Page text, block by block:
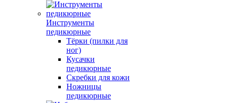
Инструменты
педикюрные
Тёрки (пилки для
ног)
Кусачки
педикюрные
Скребки для кожи
Ножницы
педикюрные